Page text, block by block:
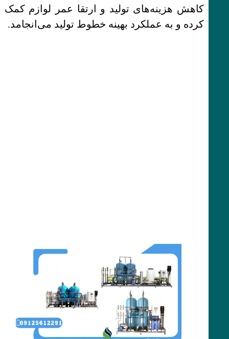
کاهش هزینه‌های تولید و ارتقا عمر لوازم کمک
کرده و به عملکرد بهینه خطوط تولید می‌انجامد.